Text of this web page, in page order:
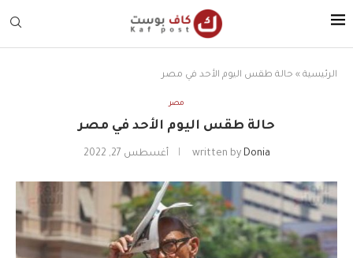
الرئيسية » حالة طقس اليوم الأحد في مصر
مصر
حالة طقس اليوم الأحد في مصر
written by Donia أغسطس 27, 2022